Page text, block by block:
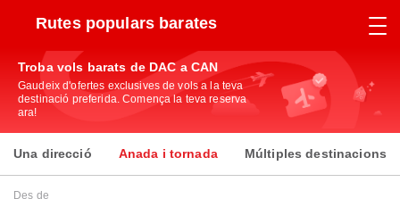
Rutes populars barates
Troba vols barats de DAC a CAN
Gaudeix d'ofertes exclusives de vols a la teva
destinació preferida. Comença la teva reserva
ara!
Una direcció Anada i tornada Múltiples destinacions
Des de